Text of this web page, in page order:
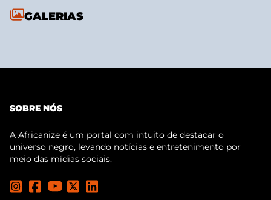
GALERIAS
SOBRE NÓS
A Africanize é um portal com intuito de destacar o
universo negro, levando notícias e entretenimento por
meio das mídias sociais.